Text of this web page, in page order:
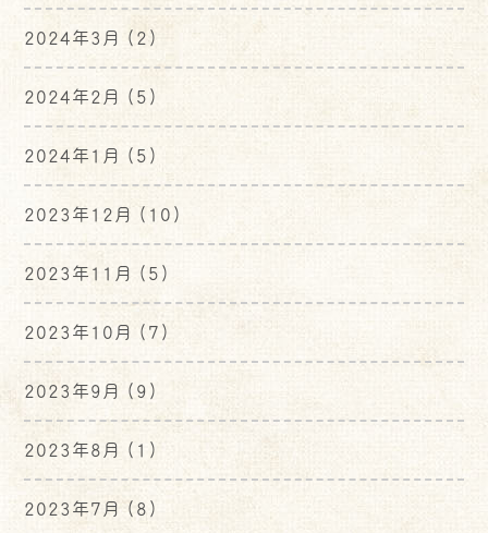
2024年3月 (2)
2024年2月 (5)
2024年1月 (5)
2023年12月 (10)
2023年11月 (5)
2023年10月 (7)
2023年9月 (9)
2023年8月 (1)
2023年7月 (8)